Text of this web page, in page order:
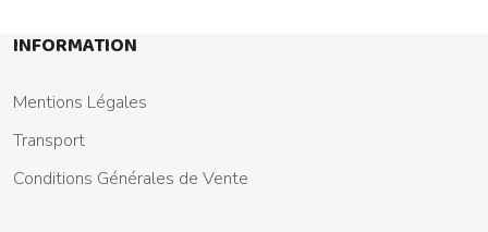
INFORMATION
Mentions Légales
Transport
Conditions Générales de Vente